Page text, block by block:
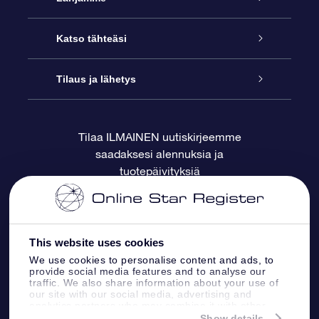
This website uses cookies
We use cookies to personalise content and ads, to
provide social media features and to analyse our
traffic. We also share information about your use of
our site with our social media, advertising and
information that you’ve provided to them or that
Ota meihin yhteyttä
Blogi
Arvostelut
Online Star -lahja
OSR-lahjapakkaus
OSR-lahjakortti
Yrityslahjat
Katso tähteäsi
Star Register
Henkilökohtainen Tähtisivu
One Million Stars
OSR -tähden tallennus
Lennä tähtiin VR -sovellus
Tilaus ja lähetys
Maksutiedot
Toimitustiedot
Palautuskäytäntö
Tähtikuviosta
Tilaa ILMAINEN uutiskirjeemme
saadaksesi alennuksia ja
tuotepäivityksiä